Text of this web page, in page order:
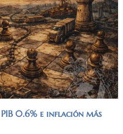
0.6% e inflación más